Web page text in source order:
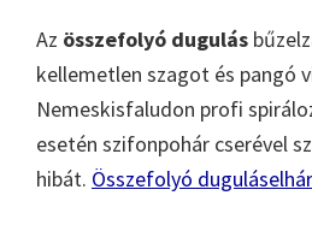
Az összefolyó dugulás
kellemetlen szagot és pangó
Nemeskisfaludon profi
esetén szifonpohár cserével
hibát. Összefolyó